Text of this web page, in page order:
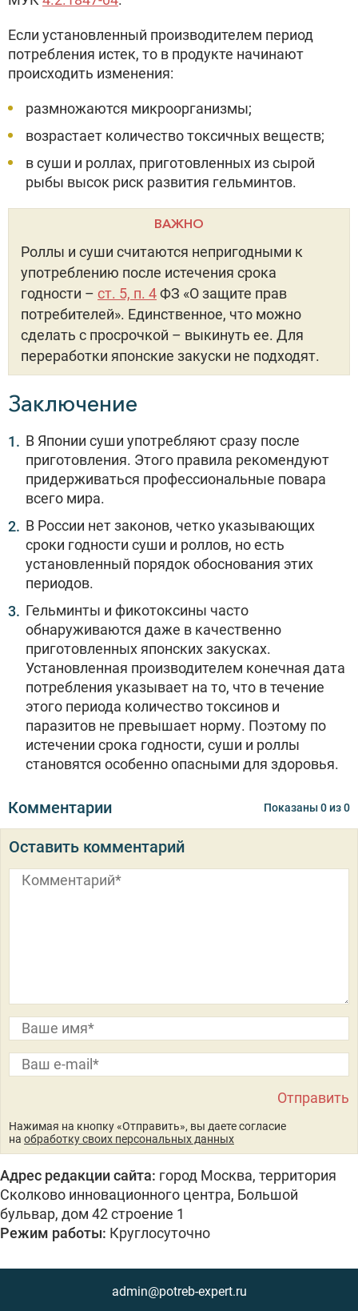
Если установленный производителем период
потребления истек, то в продукте начинают
происходить изменения:
размножаются микроорганизмы;
возрастает количество токсичных веществ;
в суши и роллах, приготовленных из сырой
рыбы высок риск развития гельминтов.
ВАЖНО
Роллы и суши считаются непригодными к
употреблению после истечения срока
годности – ст. 5, п. 4ФЗ «О защите прав
потребителей». Единственное, что можно
сделать с просрочкой – выкинуть ее. Для
переработки японские закуски не подходят.
Заключение
В Японии суши употребляют сразу после
приготовления. Этого правила рекомендуют
придерживаться профессиональные повара
всего мира.
В России нет законов, четко указывающих
сроки годности суши и роллов, но есть
установленный порядок обоснования этих
периодов.
Гельминты и фикотоксины часто
обнаруживаются даже в качественно
приготовленных японских закусках.
Установленная производителем конечная дата
потребления указывает на то, что в течение
этого периода количество токсинов и
паразитов не превышает норму. Поэтому по
истечении срока годности, суши и роллы
становятся особенно опасными для здоровья.
Комментарии Показаны0 из0
Оставить комментарий
Нажимая на кнопку «Отправить», вы даете согласие
на обработку своих персональных данных
Адрес редакции сайта: город Москва, территория
Сколково инновационного центра, Большой
бульвар, дом 42 строение 1
Режим работы: Круглосуточно
admin@potreb-expert.ru